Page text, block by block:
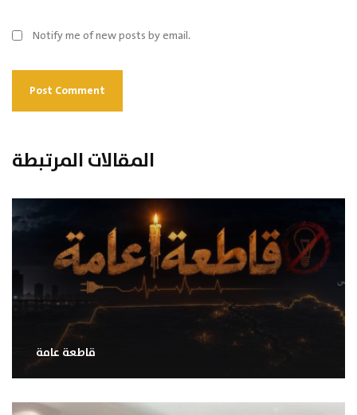
Notify me of new posts by email.
المقالات المرتبطة
قاطعة عامة